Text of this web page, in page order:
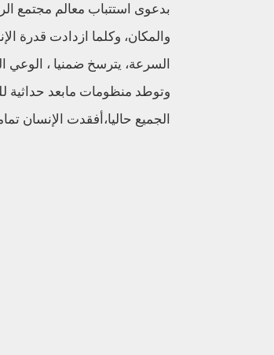
بدعوى استتباب معالم مجتمع
والمكان، وكلما ازدادت قدرة
السرعة، يترسخ ضمنيا ، الوعي
وتوطد منظومات مابعد حداثية
الجميع حاليا، أفقدت الإنسان